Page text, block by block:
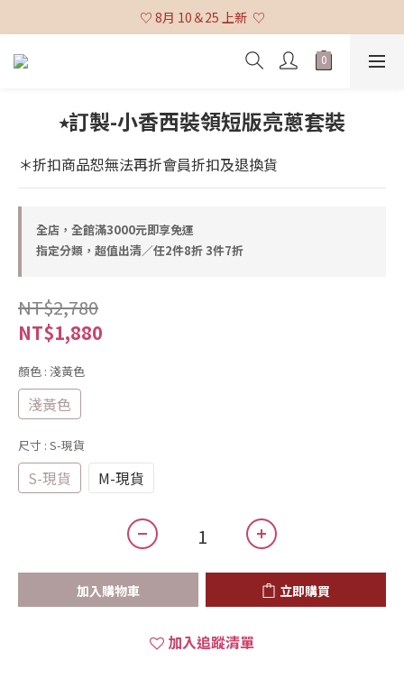
♡ 全館消費滿 $3,000 免運 (不含貨到付款及海外配送) ♡
♡ 8月 10＆25 上新  ♡
♡ 全館消費滿 $3,000 免運 (不含貨到付款及海外配送) ♡
⭒訂製-小香西裝領短版亮蔥套裝
＊折扣商品恕無法再折會員折扣及退換貨
全店，全館滿3000元即享免運
指定分類，超值出清／任2件8折 3件7折
NT$2,780
NT$1,880
顏色 : 淺黃色
淺黃色
尺寸 : S-現貨
S-現貨 M-現貨
加入購物車 立即購買
加入追蹤清單